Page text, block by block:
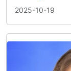
2025-10-19